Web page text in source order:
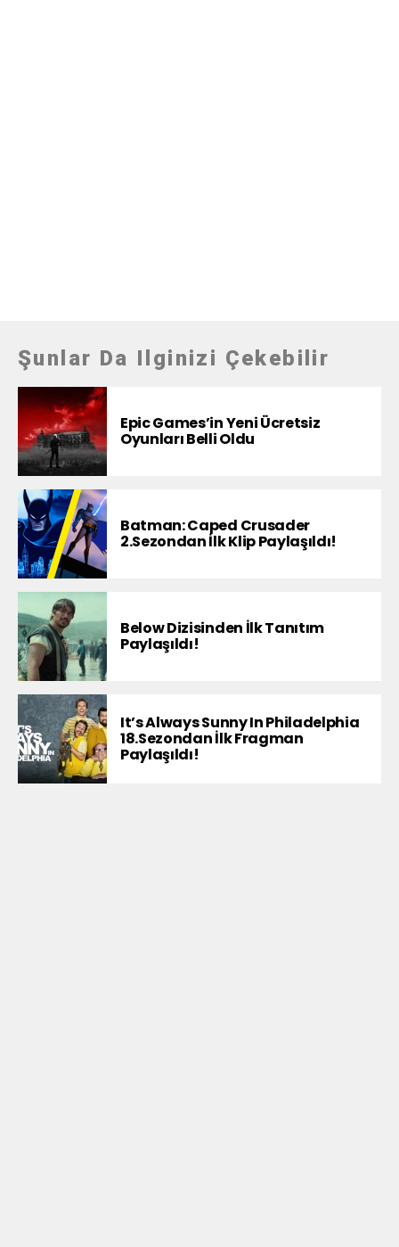
Şunlar Da Ilginizi Çekebilir
Epic Games’in Yeni Ücretsiz
Oyunları Belli Oldu
Batman: Caped Crusader
2.Sezondan İlk Klip Paylaşıldı!
Below Dizisinden İlk Tanıtım
Paylaşıldı!
It’s Always Sunny In Philadelphia
18.Sezondan İlk Fragman
Paylaşıldı!